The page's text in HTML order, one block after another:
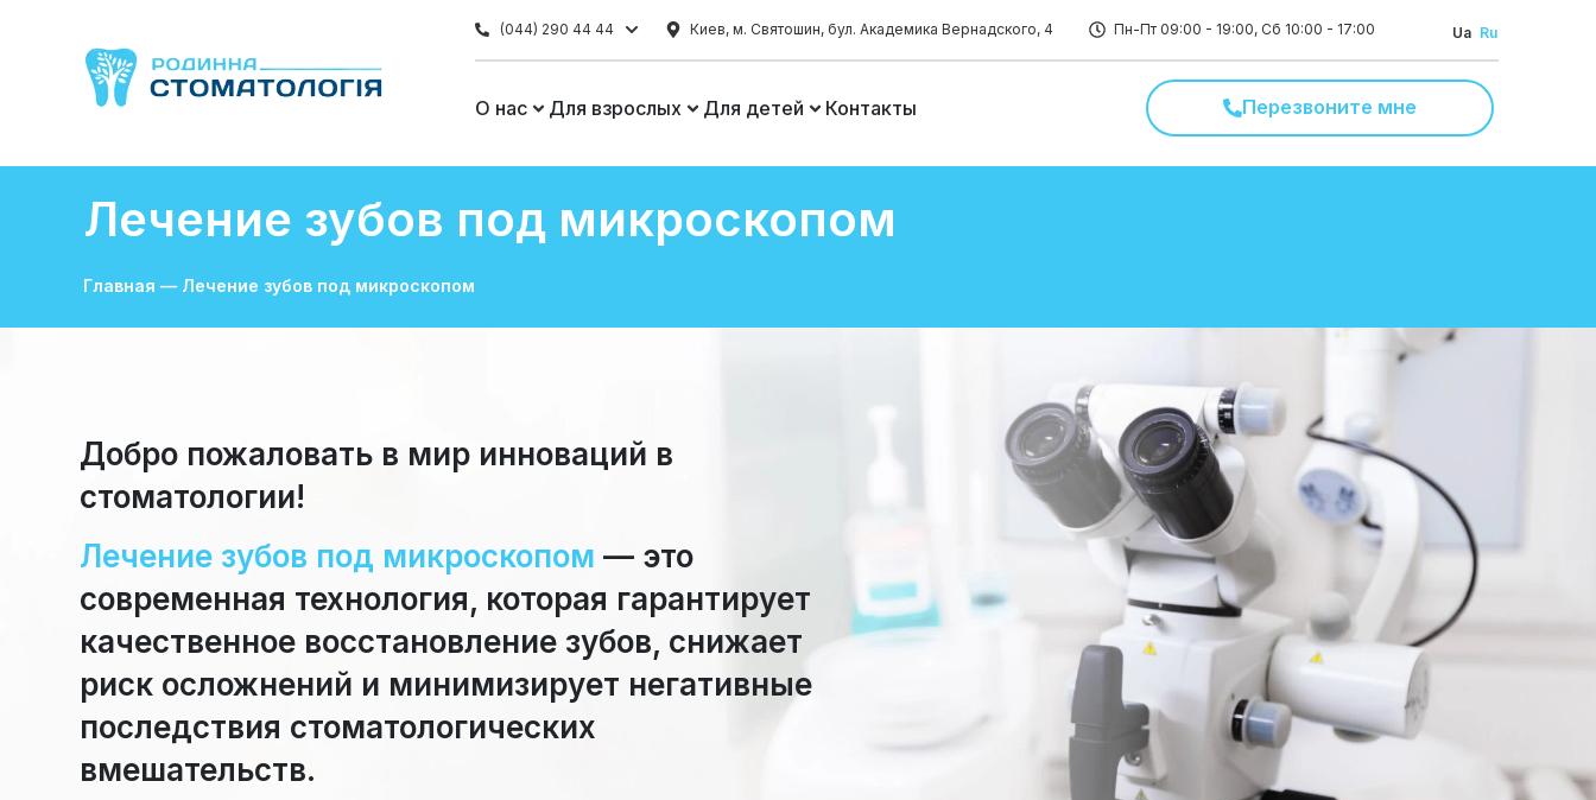
(044) 290 44 44 Киев, м. Святошин, бул. Академика Вернадского, 4 Пн-Пт 09:00 - 19:00, Сб 10:00 - 17:00 Ua Ru
О нас Для взрослых Для детей Контакты Перезвоните мне
Лечение зубов под микроскопом
Главная — Лечение зубов под микроскопом
Добро пожаловать в мир инноваций в
стоматологии!
Лечение зубов под микроскопом — это
современная технология, которая гарантирует
качественное восстановление зубов, снижает
риск осложнений и минимизирует негативные
последствия стоматологических
вмешательств.